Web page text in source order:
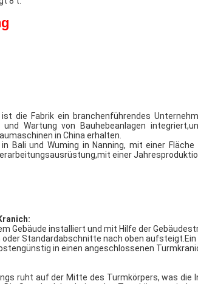
die Fabrik ein branchenführendes
und Wartung von Bauhebeanlagen
in China erhalten.
Bali und Wuming in Nanning, mit einer
einer
Gebäude installiert und mit Hilfe der
Standardabschnitte nach oben
in einen angeschlossenen